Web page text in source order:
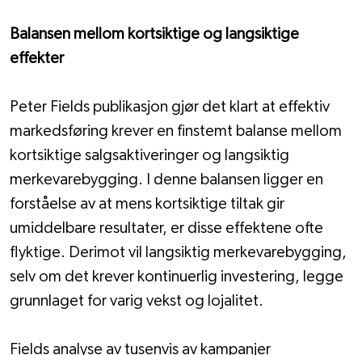
Balansen mellom kortsiktige og langsiktige
effekter
Peter Fields publikasjon gjør det klart at effektiv
markedsføring krever en finstemt balanse mellom
kortsiktige salgsaktiveringer og langsiktig
merkevarebygging. I denne balansen ligger en
forståelse av at mens kortsiktige tiltak gir
umiddelbare resultater, er disse effektene ofte
flyktige. Derimot vil langsiktig merkevarebygging,
selv om det krever kontinuerlig investering, legge
grunnlaget for varig vekst og lojalitet.
Fields analyse av tusenvis av kampanjer